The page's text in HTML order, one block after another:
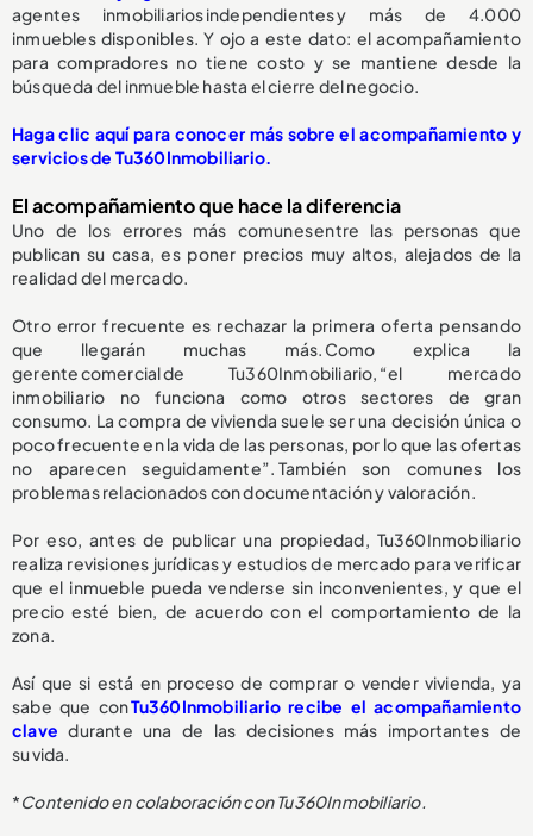
agentes inmobiliarios independientes y más de 4.000
inmuebles disponibles. Y ojo a este dato: el acompañamiento
para compradores no tiene costo y se mantiene desde la
búsqueda del inmueble hasta el cierre del negocio.
Haga clic aquí para conocer más sobre el acompañamiento y
servicios de Tu360Inmobiliario.
El acompañamiento que hace la diferencia
Uno de los errores más comunes entre las personas que
publican su casa, es poner precios muy altos, alejados de la
realidad del mercado.
Otro error frecuente es rechazar la primera oferta pensando
que llegarán muchas más. Como explica la
gerente comercial de Tu360Inmobiliario, “el mercado
inmobiliario no funciona como otros sectores de gran
consumo. La compra de vivienda suele ser una decisión única o
poco frecuente en la vida de las personas, por lo que las ofertas
no aparecen seguidamente”. También son comunes los
problemas relacionados con documentación y valoración.
Por eso, antes de publicar una propiedad, Tu360Inmobiliario
realiza revisiones jurídicas y estudios de mercado para verificar
que el inmueble pueda venderse sin inconvenientes, y que el
precio esté bien, de acuerdo con el comportamiento de la
zona.
Así que si está en proceso de comprar o vender vivienda, ya
sabe que conTu360Inmobiliario recibe el acompañamiento
clave durante una de las decisiones más importantes de
su vida.
*Contenido en colaboración con Tu360Inmobiliario.